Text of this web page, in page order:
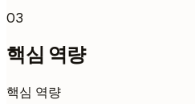
03
핵심 역량
핵심 역량